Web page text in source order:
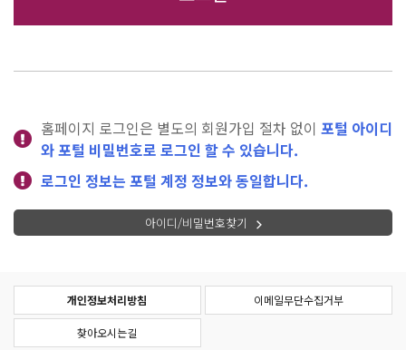
홈페이지 로그인은 별도의 회원가입 절차 없이 포털 아이디
와 포털 비밀번호로 로그인 할 수 있습니다.
로그인 정보는 포털 계정 정보와 동일합니다.
아이디/비밀번호찾기
개인정보처리방침 이메일무단수집거부
찾아오시는길